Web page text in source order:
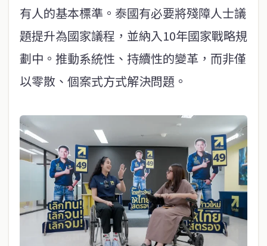
有人的基本標準。泰國有必要將殘障人士議
題提升為國家議程，並納入10年國家戰略規
劃中。推動系統性、持續性的變革，而非僅
以零散、個案式方式解決問題。